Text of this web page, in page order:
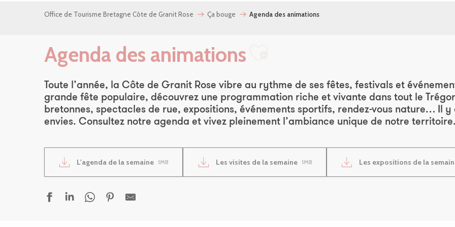
Office de Tourisme Bretagne Côte de Granit Rose Ça bouge Agenda des animations
Agenda des animations
Toute l’année, la Côte de Granit Rose vibre au rythme de ses fêtes, festivals et
grande fête populaire, découvrez une programmation riche et vivante dans tout le
bretonnes, spectacles de rue, expositions, événements sportifs, rendez-vous nature… Il y
envies. Consultez notre agenda et vivez pleinement l’ambiance unique de notre
L'agenda de la semaine 1MB Les visites de la semaine 1MB Les expositions de la